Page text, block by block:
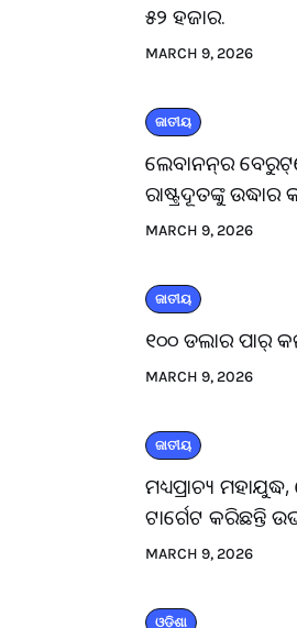
୫୨ ହଜାର.
MARCH 9, 2026
ଜାତୀୟ
ଲେବାନନ୍‌ର
ରାଷ୍ଟ୍ରଦୂତଙ୍କୁ ଉଦ୍ଧାର
MARCH 9, 2026
ଜାତୀୟ
୧୦୦ ଡଲାର ପାର୍
MARCH 9, 2026
ଜାତୀୟ
ମଧ୍ୟପ୍ରାଚ୍ୟ
ଟାର୍ଗେଟ କରିଛନ୍ତି
MARCH 9, 2026
ଓଡ଼ିଶା